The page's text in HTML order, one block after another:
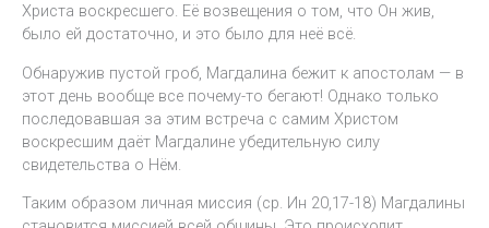
Христа воскресшего. Её возвещения о том, что Он жив,
было ей достаточно, и это было для неё всё.
Обнаружив пустой гроб, Магдалина бежит к апостолам — в
этот день вообще все почему-то бегают! Однако только
последовавшая за этим встреча с самим Христом
воскресшим даёт Магдалине убедительную силу
свидетельства о Нём.
Таким образом личная миссия (ср. Ин 20,17-18) Магдалины